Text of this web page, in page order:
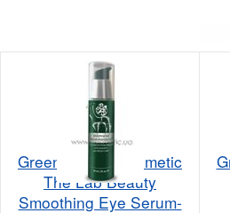
Green Pharm Cosmetic
The Lab Beauty
Smoothing Eye Serum-